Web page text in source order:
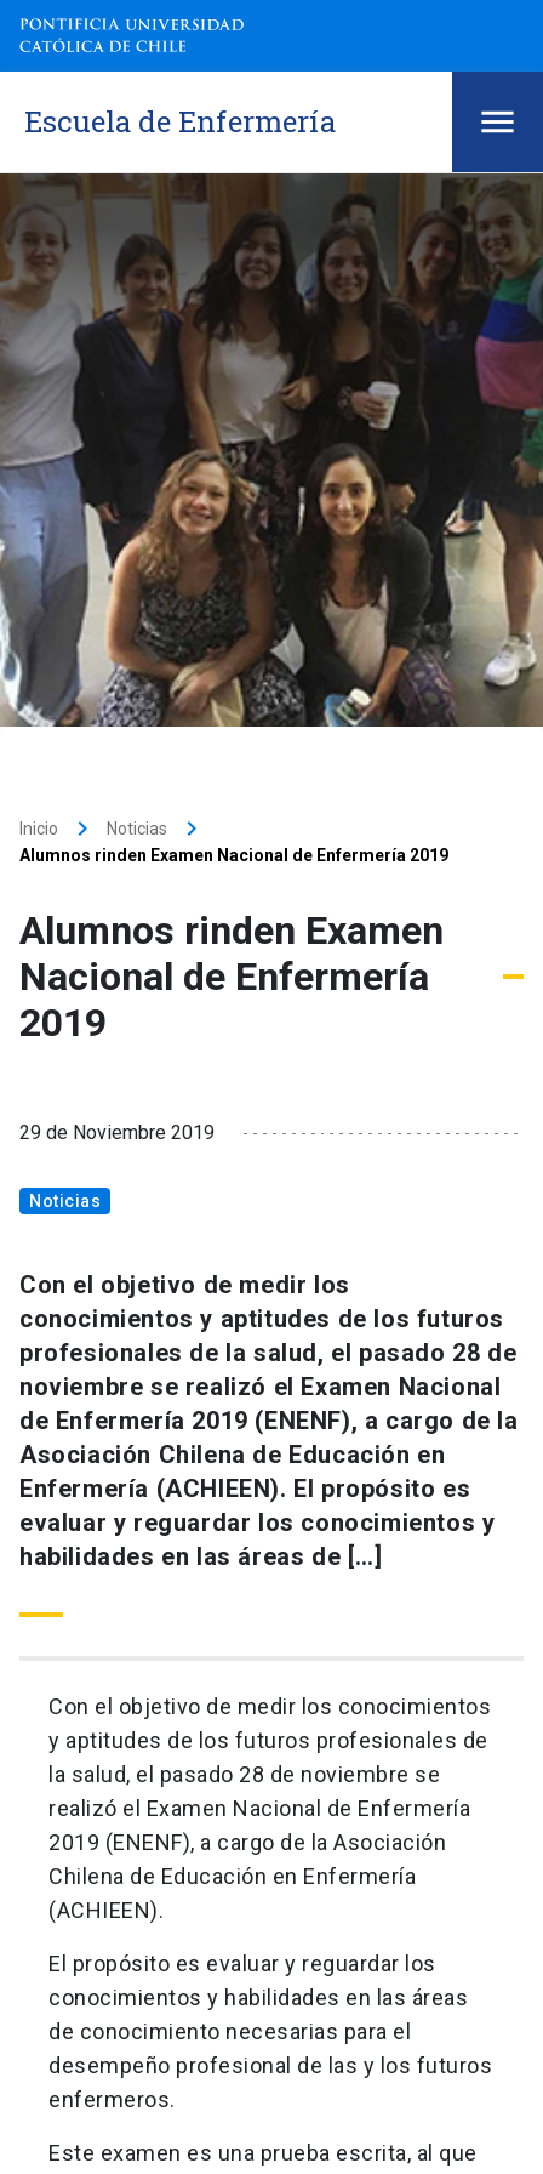
Escuela de Enfermería
Inicio keyboard_arrow_right Noticias keyboard_arrow_right
Alumnos rinden Examen Nacional de Enfermería 2019
Alumnos rinden Examen
Nacional de Enfermería
2019
29 de Noviembre 2019
Noticias
Con el objetivo de medir los
conocimientos y aptitudes de los futuros
profesionales de la salud, el pasado 28 de
noviembre se realizó el Examen Nacional
de Enfermería 2019 (ENENF), a cargo de la
Asociación Chilena de Educación en
Enfermería (ACHIEEN). El propósito es
evaluar y reguardar los conocimientos y
habilidades en las áreas de […]
Con el objetivo de medir los conocimientos
y aptitudes de los futuros profesionales de
la salud, el pasado 28 de noviembre se
realizó el Examen Nacional de Enfermería
2019 (ENENF), a cargo de la Asociación
Chilena de Educación en Enfermería
(ACHIEEN).
El propósito es evaluar y reguardar los
conocimientos y habilidades en las áreas
de conocimiento necesarias para el
desempeño profesional de las y los futuros
enfermeros.
Este examen es una prueba escrita, al que